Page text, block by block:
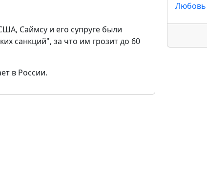
Саймсу и его супруге были
санкций", за что им грозит до 60
в России.
Любовь